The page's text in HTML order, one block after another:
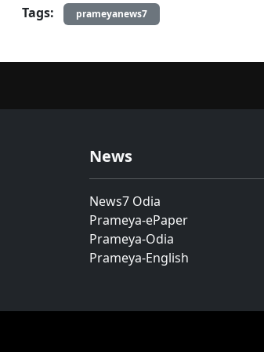
Tags: prameyanews7
News
News7 Odia
Prameya-ePaper
Prameya-Odia
Prameya-English